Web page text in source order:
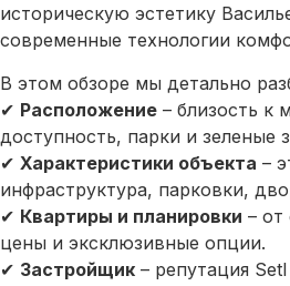
историческую эстетику
современные технологии
В этом обзоре мы детально
✔ Расположение – близость к
доступность, парки и зеленые
✔ Характеристики объекта –
инфраструктура, парковки,
✔ Квартиры и планировки – от
цены и эксклюзивные опции.
✔ Застройщик – репутация